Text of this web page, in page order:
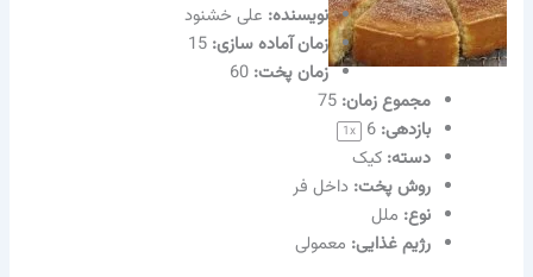
نویسنده‌: علی خشنود
زمان آماده سازی: 15
زمان پخت: 60
مجموع زمان: 75
بازدهی: 6
1x
دسته: کیک
روش پخت: داخل فر
نوع: ملل
رژیم غذایی: معمولی